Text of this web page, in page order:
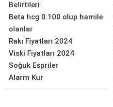
Belirtileri
Beta hcg 0.100 olup hamile
olanlar
Rakı Fiyatları 2024
Viski Fiyatları 2024
Soğuk Espriler
Alarm Kur